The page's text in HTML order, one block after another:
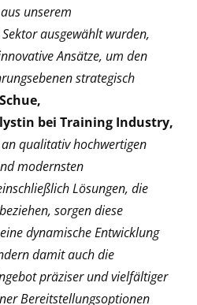
unserem
ausgewählt wurden,
Ansätze, um den
strategisch
bei Training Industry,
qualitativ hochwertigen
modernsten
Lösungen, die
sorgen diese
dynamische Entwicklung
damit auch die
präziser und vielfältiger
Bereitstellungsoptionen